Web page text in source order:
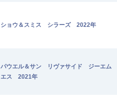
ショウ＆スミス シラーズ 2022年
パウエル＆サン リヴァサイド ジーエム
エス 2021年